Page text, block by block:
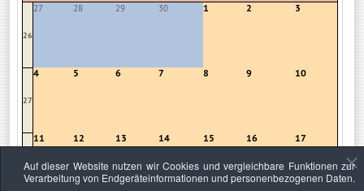
26
27 28 29 30 1 2 3
27
4 5 6 7 8 9 10
28
11 12 13 14 15 16 17
Auf dieser Website nutzen wir Cookies und vergleichbare Funktionen zur
Verarbeitung von Endgeräteinformationen und personenbezogenen Daten.